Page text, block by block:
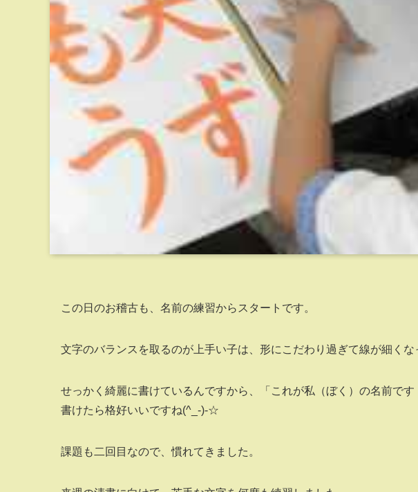
この日のお稽古も、名前の練習からスタートです。
文字のバランスを取るのが上手い子は、形にこだわり過ぎて線が細くな
せっかく綺麗に書けているんですから、「これが私（ぼく）の名前で
書けたら格好いいですね(^_-)-☆
課題も二回目なので、慣れてきました。